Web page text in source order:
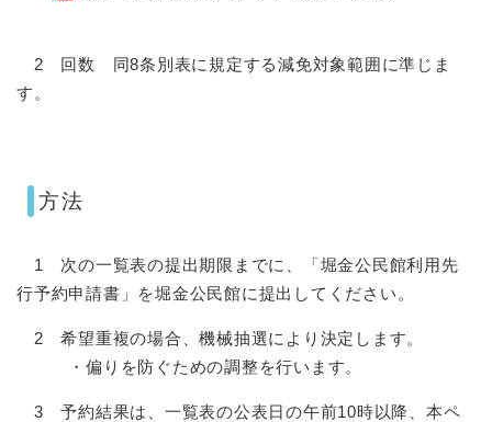
2 回数 同8条別表に規定する減免対象範囲に準じま
す。
方法
1 次の一覧表の提出期限までに、「堀金公民館利用先
行予約申請書」を堀金公民館に提出してください。
2 希望重複の場合、機械抽選により決定します。
・偏りを防ぐための調整を行います。
3 予約結果は、一覧表の公表日の午前10時以降、本ペ